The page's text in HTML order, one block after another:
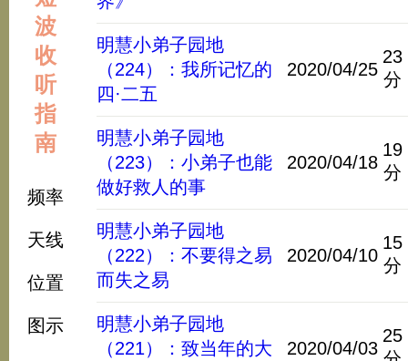
波
收
听
指
南
频率
天线
位置
图示
明慧小弟子园地
（224）：我所记忆的
四·二五
2020/04/25
23
分
明慧小弟子园地
（223）：小弟子也能
做好救人的事
2020/04/18
19
分
明慧小弟子园地
（222）：不要得之易
而失之易
2020/04/10
15
分
明慧小弟子园地
（221）：致当年的大
2020/04/03
25